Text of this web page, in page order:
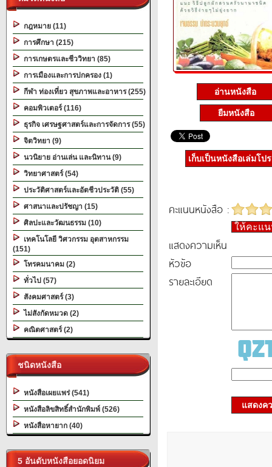
กฎหมาย (11)
การศึกษา (215)
การเกษตรและชีววิทยา (85)
การเมืองและการปกครอง (1)
กีฬา ท่องเที่ยว สุขภาพและอาหาร (255)
คอมพิวเตอร์ (116)
ธุรกิจ เศรษฐศาสตร์และการจัดการ (55)
จิตวิทยา (9)
นวนิยาย อ่านเล่น และนิทาน (9)
วิทยาศาสตร์ (54)
ประวัติศาสตร์และอัตชีวประวัติ (55)
ศาสนาและปรัชญา (15)
ศิลปะและวัฒนธรรม (10)
เทคโนโลยี วิศวกรรม อุตสาหกรรม
(151)
โทรคมนาคม (2)
ทั่วไป (57)
สังคมศาสตร์ (3)
ไม่สังกัดหมวด (2)
คณิตศาสตร์ (2)
ชนิดหนังสือ
หนังสือเผยแพร่ (541)
หนังสือลิขสิทธิ์สำนักพิมพ์ (526)
หนังสือหายาก (40)
5 อันดับหนังสือยอดนิยม
อ่านหนังสือ
ยืมหนังสือ
เก็บเป็นหนังสือเล่มโป
คะแนนหนังสือ :
ให้คะแ
แสดงความเห็น
หัวข้อ
รายละเอียด
แสดงค